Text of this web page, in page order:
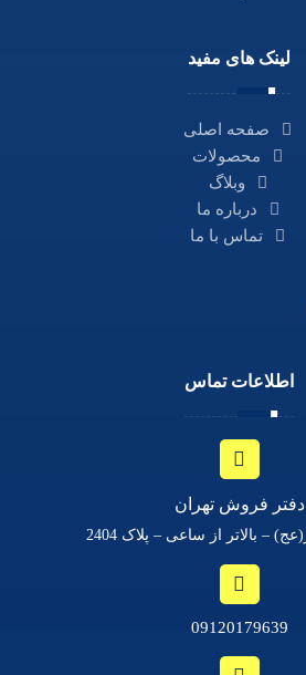
لینک های مفید
صفحه اصلی
محصولات
وبلاگ
درباره ما
تماس با ما
اطلاعات تماس
دفتر فروش تهران
– بالاتر از ساعی – پلاک 2404
09120179639